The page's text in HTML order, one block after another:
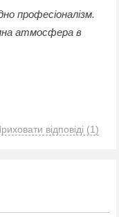
професіоналізм.
атмосфера в
відповіді (1)